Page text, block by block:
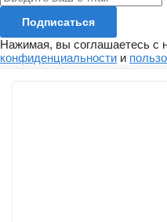
Подписаться
Нажимая, вы соглашаетесь с
конфиденциальности и